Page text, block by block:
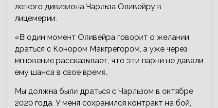
легкого дивизиона Чарльза Оливейру в
лицемерии.
«В один момент Оливейра говорит о желании
драться с Конором Макгрегором, а уже через
мгновение рассказывает, что эти парни не давали
ему шанса в свое время.
Мы должна были драться с Чарльзом в октябре
2020 года. У меня сохранился контракт на бой,